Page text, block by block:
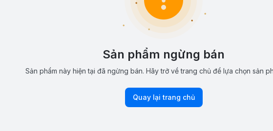
Sản phẩm ngừng bán
Sản phẩm này hiện tại đã ngừng bán. Hãy trở về trang chủ để lựa chọn sản
Quay lại trang chủ